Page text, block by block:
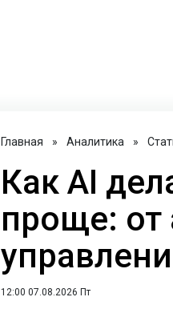
Главная » Аналитика »
Как AI
проще: от
12:00 07.08.2026 Пт